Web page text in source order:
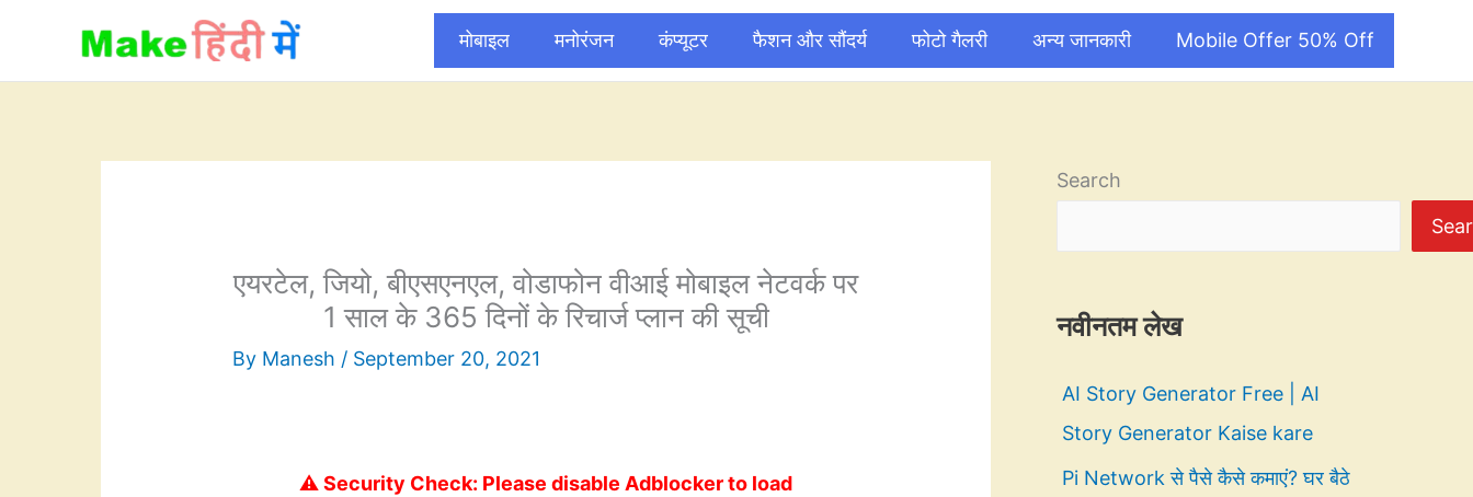
content
मोबाइल मनोरंजन कंप्यूटर फैशन और सौंदर्य फोटो गैलरी अन्य जानकारी Mobile Offer 50% Off
एयरटेल, जियो, बीएसएनएल, वोडाफोन वीआई मोबाइल नेटवर्क पर
1 साल के 365 दिनों के रिचार्ज प्लान की सूची
By Manesh / September 20, 2021
⚠️ Security Check: Please disable Adblocker to load
Search
नवीनतम लेख
AI Story Generator Free | AI
Story Generator Kaise kare
Pi Network से पैसे कैसे कमाएं? घर बैठे